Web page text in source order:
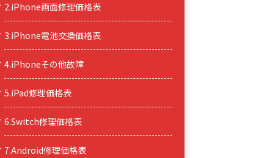
2.iPhone画面修理価格表
3.iPhone電池交換価格表
4.iPhoneその他故障
5.iPad修理価格表
6.Switch修理価格表
7.Android修理価格表